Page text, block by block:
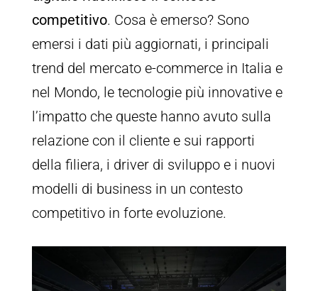
competitivo. Cosa è emerso? Sono
emersi i dati più aggiornati, i principali
trend del mercato e-commerce in Italia e
nel Mondo, le tecnologie più innovative e
l’impatto che queste hanno avuto sulla
relazione con il cliente e sui rapporti
della filiera, i driver di sviluppo e i nuovi
modelli di business in un contesto
competitivo in forte evoluzione.